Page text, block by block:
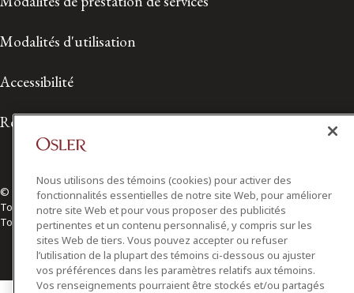
Modalités d'utilisation
Accessibilité
Relations avec les médias
© 2026 Osler, Hoskin & Harcourt S.E.N.C.R.L./s.r.l.
Tous droits réservés
Toronto | Montréal | Calgary | Vancouver | Ottawa | New York
Nous utilisons des témoins (cookies) pour activer des
fonctionnalités essentielles de notre site Web, pour améliorer
notre site Web et pour vous proposer des publicités
pertinentes et un contenu personnalisé, y compris sur les
sites Web de tiers. Vous pouvez accepter ou refuser
l’utilisation de la plupart des témoins ci-dessous ou ajuster
vos préférences dans les paramètres relatifs aux témoins.
Vos renseignements pourraient être stockés et/ou partagés